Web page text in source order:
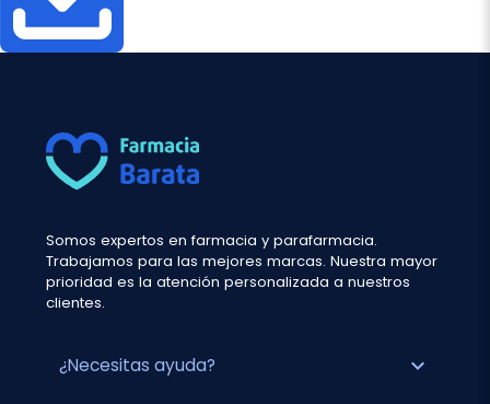
Somos expertos en farmacia y parafarmacia.
Trabajamos para las mejores marcas. Nuestra mayor
prioridad es la atención personalizada a nuestros
clientes.
¿Necesitas ayuda? expand_more